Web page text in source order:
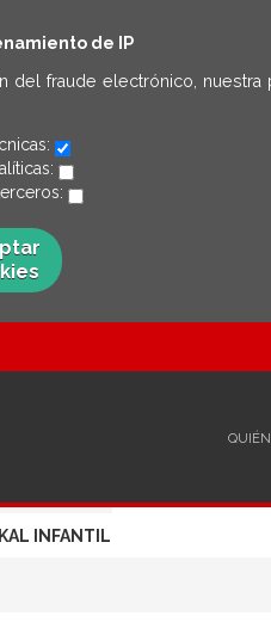
de IP
fraude electrónico, nuestra
INFANTIL